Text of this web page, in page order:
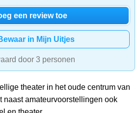
een review toe
in Mijn Uitjes
door 3 personen
theater in het oude centrum van
naast amateurvoorstellingen ook